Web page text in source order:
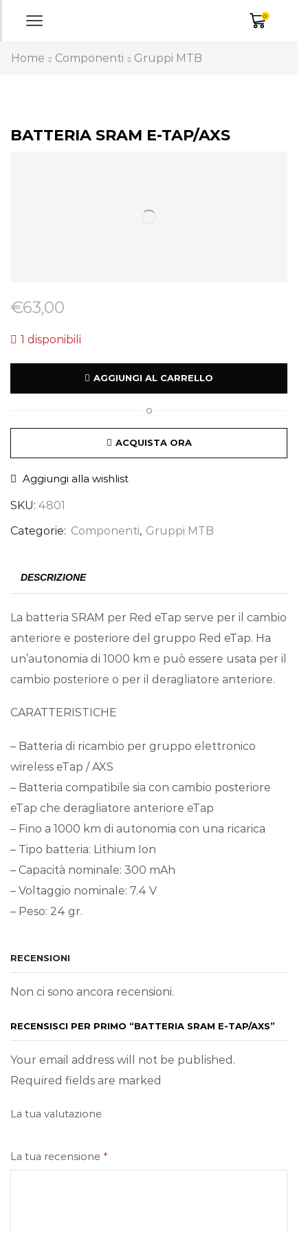
0
Home Componenti Gruppi MTB
BATTERIA SRAM E-TAP/AXS
€63,00
1 disponibili
AGGIUNGI AL CARRELLO
O
ACQUISTA ORA
Aggiungi alla wishlist
SKU: 4801
Categorie: Componenti, Gruppi MTB
DESCRIZIONE
La batteria SRAM per Red eTap serve per il cambio
anteriore e posteriore del gruppo Red eTap. Ha
un’autonomia di 1000 km e può essere usata per il
cambio posteriore o per il deragliatore anteriore.
CARATTERISTICHE
– Batteria di ricambio per gruppo elettronico
wireless eTap / AXS
– Batteria compatibile sia con cambio posteriore
eTap che deragliatore anteriore eTap
– Fino a 1000 km di autonomia con una ricarica
– Tipo batteria: Lithium Ion
– Capacità nominale: 300 mAh
– Voltaggio nominale: 7.4 V
– Peso: 24 gr.
RECENSIONI
Non ci sono ancora recensioni.
RECENSISCI PER PRIMO “BATTERIA SRAM E-TAP/AXS”
Your email address will not be published.
Required fields are marked
La tua valutazione
La tua recensione *